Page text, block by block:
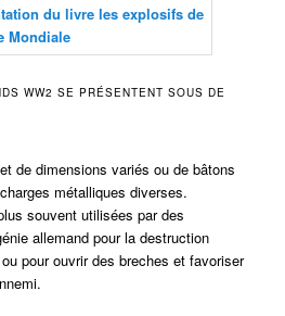
WW2 SE PRÉSENTENT SOUS DE
de dimensions variés ou de bâtons
métalliques diverses.
souvent utilisées par des
allemand pour la destruction
pour ouvrir des breches et favoriser